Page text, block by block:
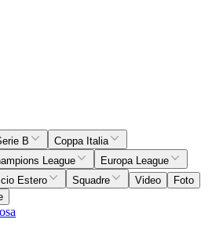
B
Coppa Italia
League
Europa League
Estero Squadre Video
Foto